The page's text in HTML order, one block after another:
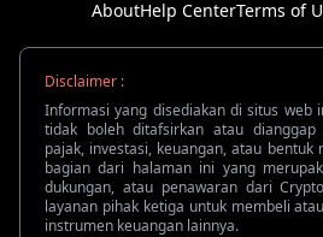
AboutHelp CenterTerms of
Disclaimer :
Informasi yang disediakan di situs web
tidak boleh ditafsirkan atau dianggap
pajak, investasi, keuangan, atau bentuk
bagian dari halaman ini yang
dukungan, atau penawaran dari
layanan pihak ketiga untuk membeli
instrumen keuangan lainnya.